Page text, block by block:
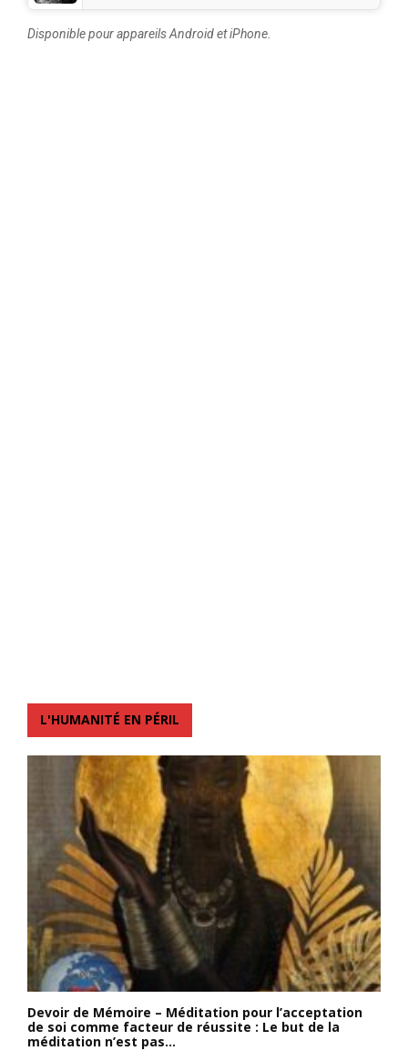
Disponible pour appareils Android et iPhone.
L'HUMANITÉ EN PÉRIL
Devoir de Mémoire – Méditation pour l’acceptation
de soi comme facteur de réussite : Le but de la
méditation n’est pas...